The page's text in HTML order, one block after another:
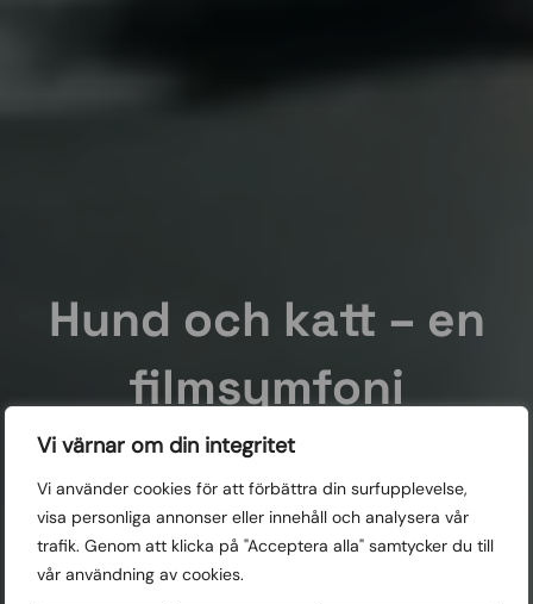
Vi värnar om din integritet
Vi använder cookies för att förbättra din surfupplevelse,
visa personliga annonser eller innehåll och analysera vår
trafik. Genom att klicka på "Acceptera alla" samtycker du till
vår användning av cookies.
Hund och katt – en
filmsymfoni
Mer än bara söta kattvideor och hundklipp, här samlas sju
filmerna från i år på temat hund och katt, vår relation till
dem och deras relation till omvärlden. Fast de är väldigt
söta också.